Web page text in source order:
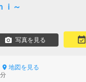
ｉ～
写真を見る
地図を見る